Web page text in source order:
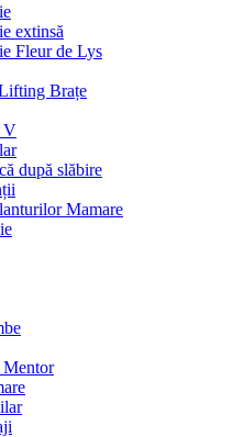
extinsă
Fleur de Lys
Brațe
V
după slăbire
Mamare